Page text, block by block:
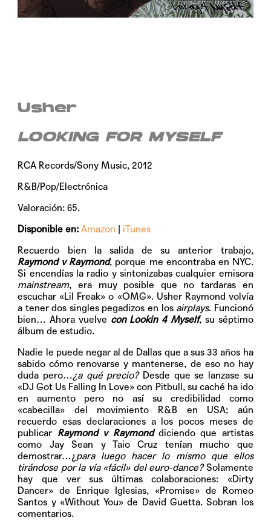
Usher
LOOKING FOR MYSELF
RCA Records/Sony Music, 2012
R&B/Pop/Electrónica
Valoración: 65.
Disponible en: Amazon
iTunes
Recuerdo bien la salida de su anterior trabajo,
Raymond v Raymond, porque me encontraba en NYC.
Si encendías la radio y sintonizabas cualquier emisora
mainstream, era muy posible que no tardaras en
escuchar «Lil Freak» o «OMG». Usher Raymond volvía
a tener dos singles pegadizos en los airplays. Funcionó
bien… Ahora vuelve con Lookin 4 Myself, su séptimo
álbum de estudio.
Nadie le puede negar al de Dallas que a sus 33 años ha
sabido cómo renovarse y mantenerse, de eso no hay
duda pero…¿a qué precio?Desde que se lanzase su
«DJ Got Us Falling In Love» con Pitbull, su caché ha ido
en aumento pero no así su credibilidad como
«cabecilla» del movimiento R&B en USA; aún
recuerdo esas declaraciones a los pocos meses de
publicar Raymond v Raymonddiciendo que artistas
como Jay Sean y Taio Cruz tenían mucho que
demostrar…¿para luego hacer lo mismo que ellos
tirándose por la vía «fácil» del euro-dance?Solamente
hay que ver sus últimas colaboraciones: «Dirty
Dancer» de Enrique Iglesias, «Promise» de Romeo
Santos y «Without You» de David Guetta. Sobran los
comentarios.